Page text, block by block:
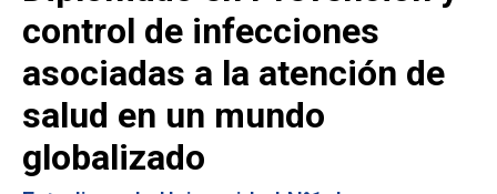
Programas de Estudio
Programas Corporativos
Noticias
control de infecciones
asociadas a la atención de
salud en un mundo
globalizado